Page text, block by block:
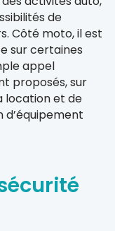
de
Côté moto, il est
sur certaines
appel
proposés, sur
location et de